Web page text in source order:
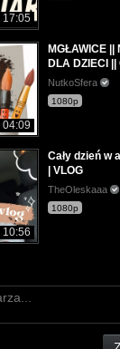
17:05
04:09
MGŁAWICE
DLA DZIECI
NutkoSfera
1080p
10:56
Cały dzień w
| VLOG
TheOleskaaa
1080p